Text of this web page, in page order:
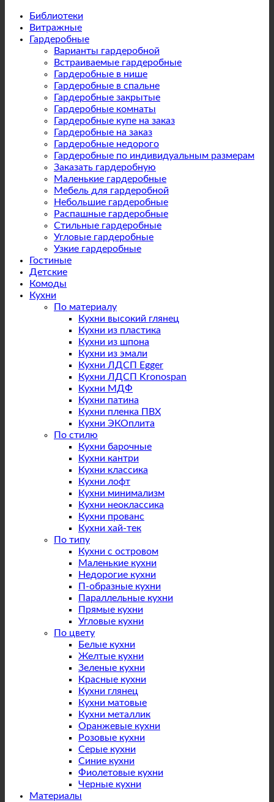
Библиотеки
Витражные
Гардеробные
Варианты гардеробной
Встраиваемые гардеробные
Гардеробные в нише
Гардеробные в спальне
Гардеробные закрытые
Гардеробные комнаты
Гардеробные купе на заказ
Гардеробные на заказ
Гардеробные недорого
Гардеробные по индивидуальным размерам
Заказать гардеробную
Маленькие гардеробные
Мебель для гардеробной
Небольшие гардеробные
Распашные гардеробные
Стильные гардеробные
Угловые гардеробные
Узкие гардеробные
Гостиные
Детские
Комоды
Кухни
По материалу
Кухни высокий глянец
Кухни из пластика
Кухни из шпона
Кухни из эмали
Кухни ЛДСП Egger
Кухни ЛДСП Kronospan
Кухни МДФ
Кухни патина
Кухни пленка ПВХ
Кухни ЭКОплита
По стилю
Кухни барочные
Кухни кантри
Кухни классика
Кухни лофт
Кухни минимализм
Кухни неоклассика
Кухни прованс
Кухни хай-тек
По типу
Кухни с островом
Маленькие кухни
Недорогие кухни
П-образные кухни
Параллельные кухни
Прямые кухни
Угловые кухни
По цвету
Белые кухни
Желтые кухни
Зеленые кухни
Красные кухни
Кухни глянец
Кухни матовые
Кухни металлик
Оранжевые кухни
Розовые кухни
Серые кухни
Синие кухни
Фиолетовые кухни
Черные кухни
Материалы